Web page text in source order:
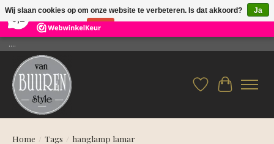
26 Reviews ×
....
Verlanglijst
Home / Tags / hanglamp lamar
Wij slaan cookies op om onze website te verbeteren. Is dat akkoord?
Ja
Nee